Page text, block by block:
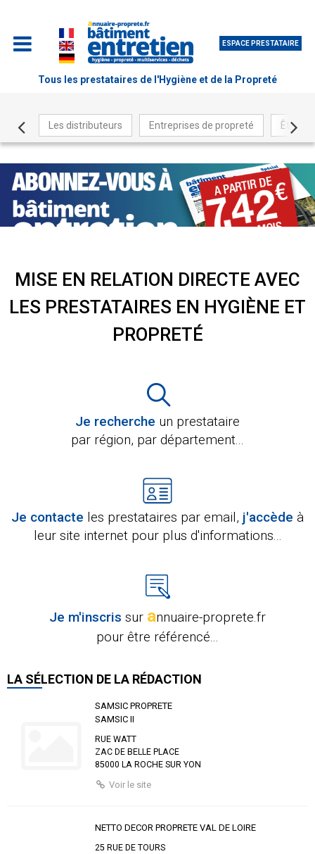
ESPACE PRESTATAIRE
Tous les prestataires de l'Hygiène et de la Propreté
Les distributeurs Entreprises de propreté Être
MISE EN RELATION DIRECTE AVEC
LES PRESTATAIRES EN HYGIÈNE ET
PROPRETÉ
Je recherche un prestataire
par région, par département...
Je contacte les prestataires par email, j'accède à
leur site internet pour plus d'informations...
Je m'inscris sur annuaire-proprete.fr
pour être référencé...
LA SÉLECTION DE LA RÉDACTION
SAMSIC PROPRETE
SAMSIC II
RUE WATT
ZAC DE BELLE PLACE
85000 LA ROCHE SUR YON
Voir le site
NETTO DECOR PROPRETE VAL DE LOIRE
25 RUE DE TOURS